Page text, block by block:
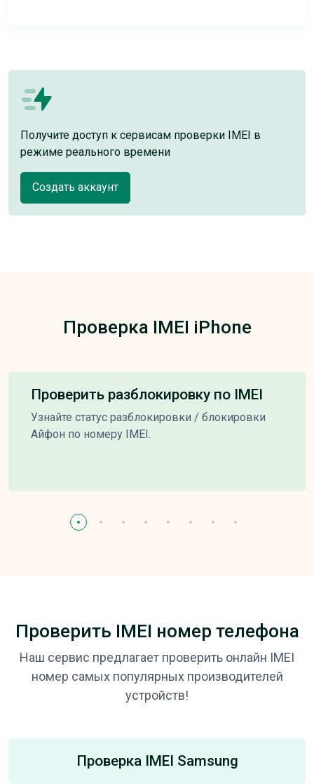
Получите доступ к сервисам проверки IMEI в
режиме реального времени
Создать аккаунт
Проверка IMEI iPhone
Проверить разблокировку по IMEI
Узнайте статус разблокировки / блокировки
Айфон по номеру IMEI.
Проверить IMEI номер телефона
Наш сервис предлагает проверить онлайн IMEI
номер самых популярных производителей
устройств!
Проверка IMEI Samsung